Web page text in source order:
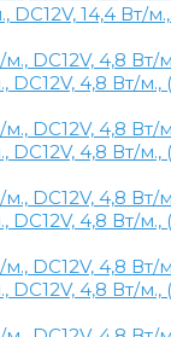
14,4 Вт/
4,8 Вт/м.,
DC12V, 4,8 Вт/
DC12V, 4,8 Вт/
DC12V, 4,8 Вт/